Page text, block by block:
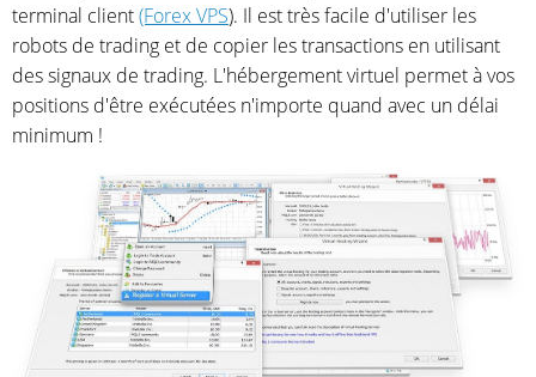
terminal client(Forex VPS). Il est très facile d'utiliser les
robots de trading et de copier les transactions en utilisant
des signaux de trading. L'hébergement virtuel permet à vos
positions d'être exécutées n'importe quand avec un délai
minimum !